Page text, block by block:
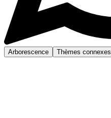
Arborescence Thèmes connexes